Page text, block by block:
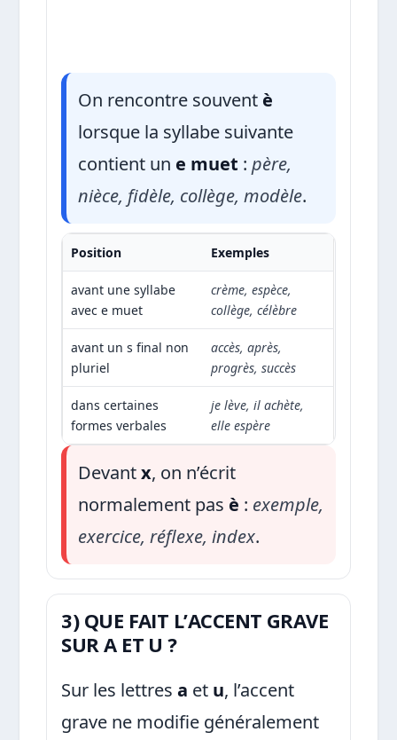
On rencontre souvent è
lorsque la syllabe suivante
contient un e muet :père,
nièce, fidèle, collège, modèle.
Position Exemples
avant une syllabe
avec e muet
crème, espèce,
collège, célèbre
avant un s final non
pluriel
accès, après,
progrès, succès
dans certaines
formes verbales
je lève, il achète,
elle espère
Devantx, on n’écrit
normalement pas è : exemple,
exercice, réflexe, index.
3) QUE FAIT L’ACCENT GRAVE
SUR A ET U ?
Sur les lettresa et u, l’accent
grave ne modifie généralement